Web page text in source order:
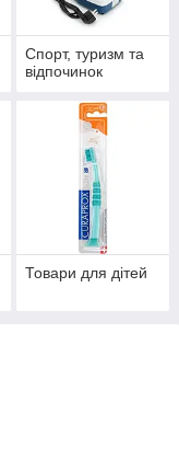
Спорт, туризм та
відпочинок
Товари для дітей